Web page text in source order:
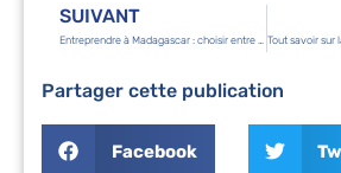
SUIVANT
Entreprendre à Madagascar : choisir entre la création de société ou le portage salarial
Partager cette publication
Facebook